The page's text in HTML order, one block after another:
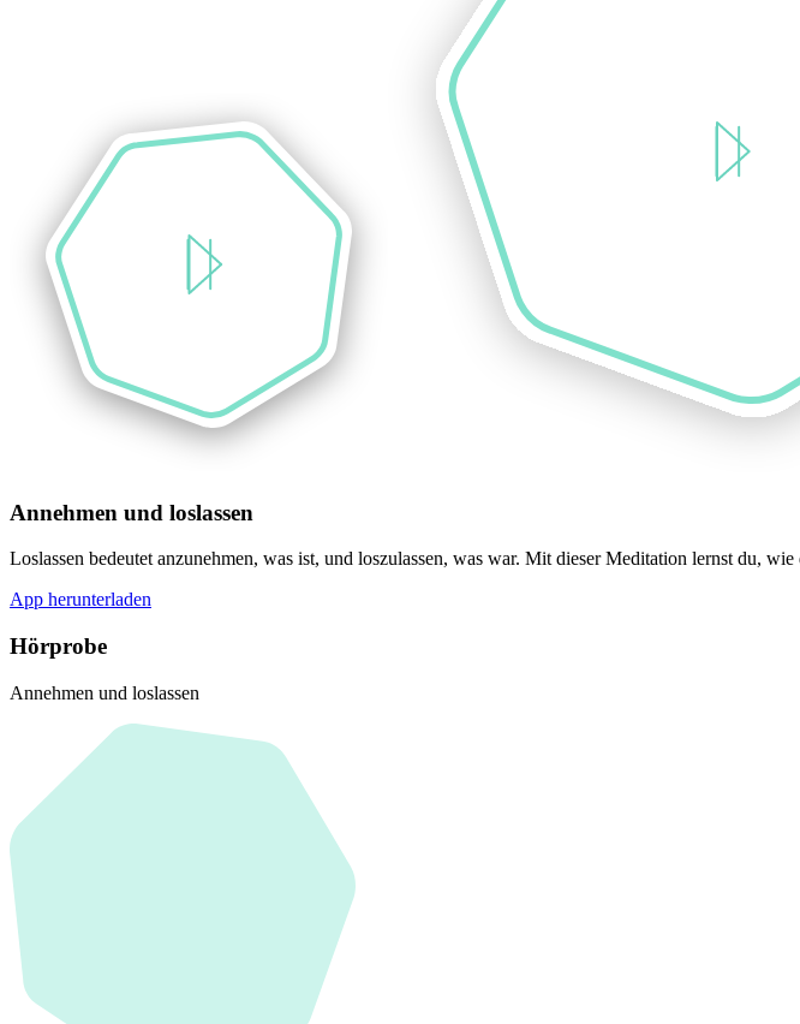
Annehmen und loslassen
Loslassen bedeutet anzunehmen, was ist, und loszulassen, was war. Mit dieser Meditation lernst du,
App herunterladen
Hörprobe
Annehmen und loslassen